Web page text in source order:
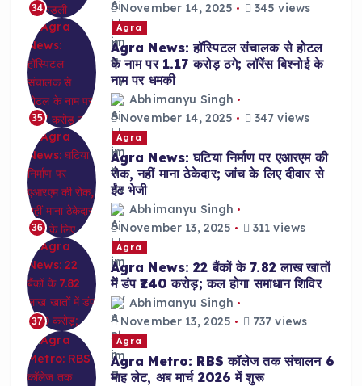
34
November 14, 2025
345 views
35
Agra
Agra News: हॉस्पिटल संचालक से होटल
के नाम पर 1.17 करोड़ ठगे; लॉरेंस बिश्नोई के
नाम पर धमकी
Abhimanyu Singh
November 14, 2025
347 views
36
Agra
Agra News: घटिया निर्माण पर एआरएम की
रोक, नहीं माना ठेकेदार; जांच के लिए दीवार से
ईंट भेजी
Abhimanyu Singh
November 13, 2025
311 views
37
Agra
Agra News: 22 बैंकों के 7.82 लाख खातों
में डंप ₹240 करोड़; कल होगा समाधान शिविर
Abhimanyu Singh
November 13, 2025
737 views
Agra
Agra Metro: RBS कॉलेज तक संचालन 6
माह लेट, अब मार्च 2026 में शुरू